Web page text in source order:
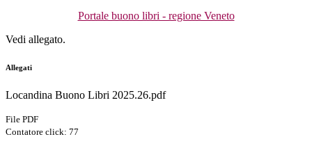
Portale buono libri - regione Veneto
Vedi allegato.
Allegati
Locandina Buono Libri 2025.26.pdf
File PDF
Contatore click: 77